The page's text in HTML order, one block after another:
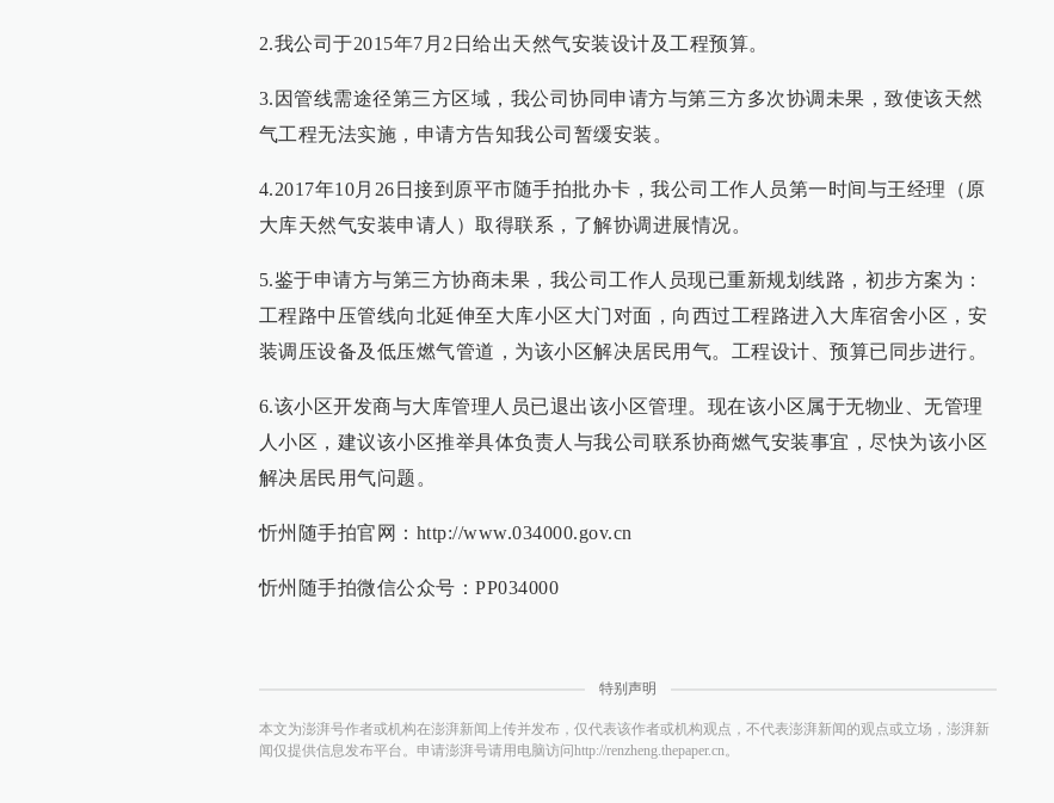
2.我公司于2015年7月2日给出天然气安装设计及工程预算。
3.因管线需途径第三方区域，我公司协同申请方与第三方多次协调未果，致使该天然
气工程无法实施，申请方告知我公司暂缓安装。
4.2017年10月26日接到原平市随手拍批办卡，我公司工作人员第一时间与王经理（原
大库天然气安装申请人）取得联系，了解协调进展情况。
5.鉴于申请方与第三方协商未果，我公司工作人员现已重新规划线路，初步方案为：
工程路中压管线向北延伸至大库小区大门对面，向西过工程路进入大库宿舍小区，安
装调压设备及低压燃气管道，为该小区解决居民用气。工程设计、预算已同步进行。
6.该小区开发商与大库管理人员已退出该小区管理。现在该小区属于无物业、无管理
人小区，建议该小区推举具体负责人与我公司联系协商燃气安装事宜，尽快为该小区
解决居民用气问题。
忻州随手拍官网：http://www.034000.gov.cn
忻州随手拍微信公众号：PP034000
特别声明
本文为澎湃号作者或机构在澎湃新闻上传并发布，仅代表该作者或机构观点，不代表澎湃新闻的观点或立场，澎湃新
闻仅提供信息发布平台。申请澎湃号请用电脑访问http://renzheng.thepaper.cn。